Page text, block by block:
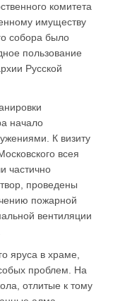
комитета
имуществу
собора было
пользование
Русской
начало
К визиту
всея
частично
проведены
пожарной
вентиляции
яруса в храме,
проблем. На
отлитые к тому